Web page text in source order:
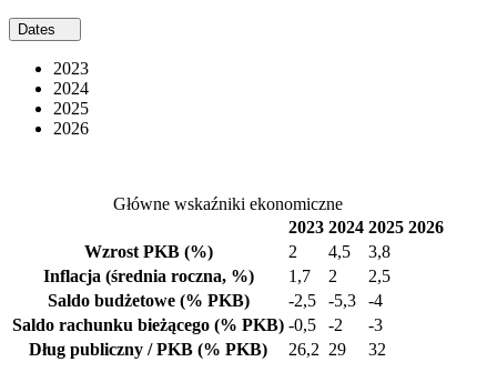
Dates
2023
2024
2025
2026
Główne wskaźniki ekonomiczne
2023 2024 2025 2026
Wzrost PKB (%) 2 4,5
3,8
Inflacja (średnia roczna, %) 1,7 2
2,5
Saldo budżetowe (% PKB) -2,5 -5,3
-4
Saldo rachunku bieżącego (% PKB) -0,5 -2
-3
Dług publiczny / PKB (% PKB) 26,2 29 32